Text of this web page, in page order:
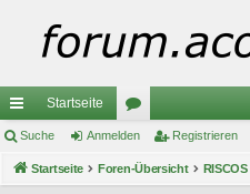
ch
ne
Startseite
or
en
Suche Anmelden Registrieren
Startseite Foren-Übersicht RISCOS